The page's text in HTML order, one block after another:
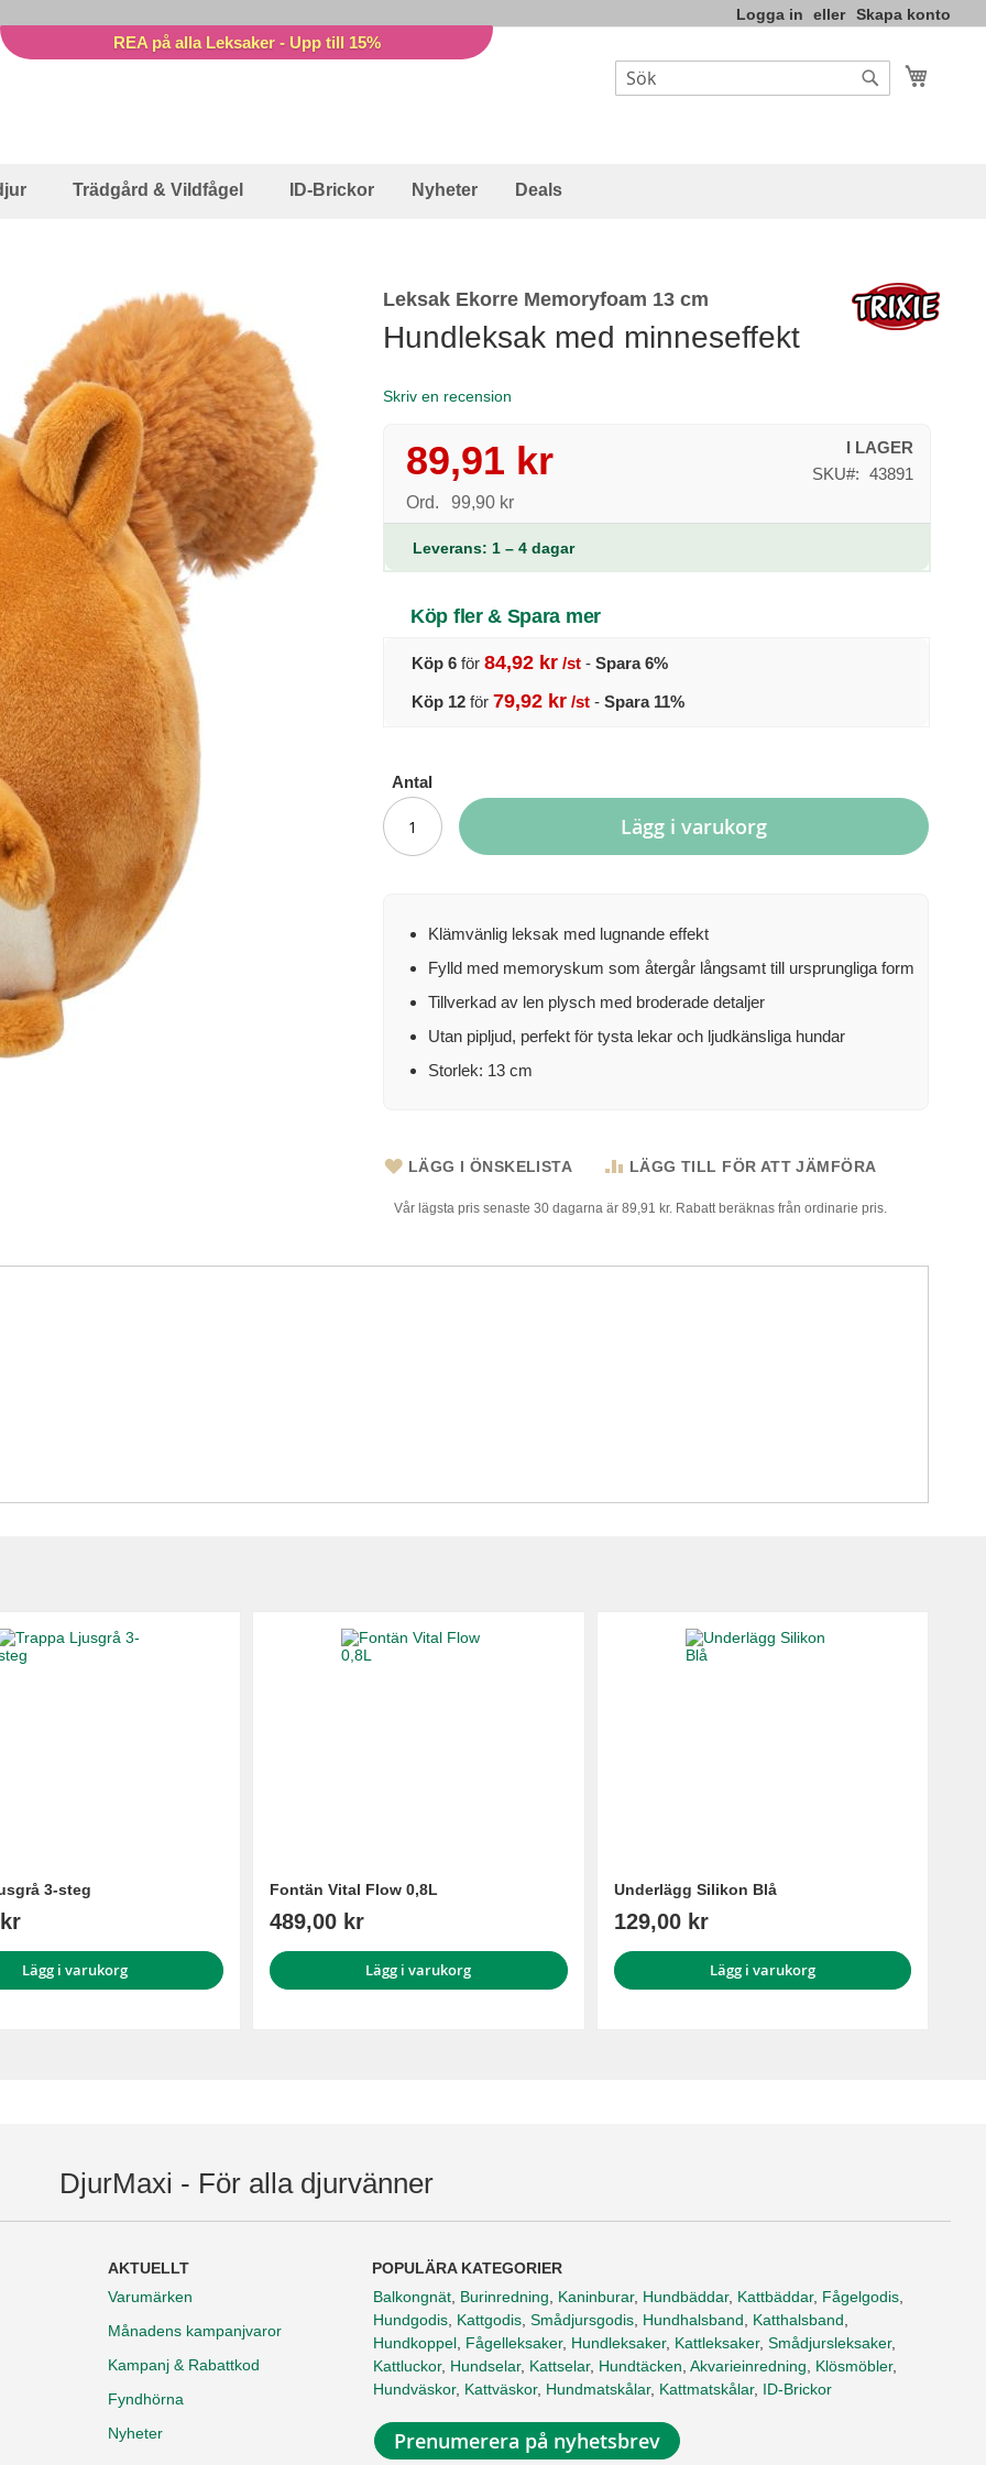
Logga in Skapa konto
REA på alla Leksaker - Upp till 15%
Sök
Trädgård & Vildfågel ID-Brickor Nyheter Deals
Leksak Ekorre Memoryfoam 13 cm
Hundleksak med minneseffekt
Skriv en recension
Reapris
89,91 kr
Ord. 99,90 kr
I LAGER
SKU
43891
Leverans: 1 – 4 dagar
Köp fler & Spara mer
Köp 6 för 84,92 kr /st - Spara6%
Köp 12 för 79,92 kr /st - Spara11%
Antal
Lägg i varukorg
Klämvänlig leksak med lugnande effekt
Fylld med memoryskum som återgår långsamt till ursprungliga form
Tillverkad av len plysch med broderade detaljer
Utan pipljud, perfekt för tysta lekar och ljudkänsliga hundar
Storlek: 13 cm
LÄGG I ÖNSKELISTA LÄGG TILL FÖR ATT JÄMFÖRA
Vår lägsta pris senaste 30 dagarna är 89,91 kr. Rabatt beräknas från ordinarie pris.
3-steg
Lägg i varukorg
Fontän Vital Flow 0,8L
489,00 kr
Lägg i varukorg
Underlägg Silikon Blå
129,00 kr
Lägg i varukorg
DjurMaxi - För alla djurvänner
AKTUELLT
Varumärken
Månadens kampanjvaror
Kampanj & Rabattkod
Fyndhörna
Nyheter
POPULÄRA KATEGORIER
Balkongnät Burinredning Kaninburar, Hundbäddar, Kattbäddar, Fågelgodis
Hundgodis Kattgodis Smådjursgodis Hundhalsband Katthalsband
Hundkoppel Fågelleksaker, Hundleksaker, Kattleksaker, Smådjursleksaker,
Kattluckor, Hundselar, Kattselar, Hundtäcken Akvarieinredning Klösmöbler,
Hundväskor, Kattväskor, Hundmatskålar, Kattmatskålar, ID-Brickor
Prenumerera på nyhetsbrev